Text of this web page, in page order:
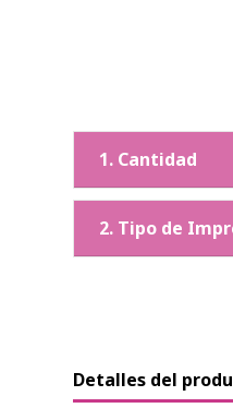
1. Cantidad
2. Tipo de
Detalles del